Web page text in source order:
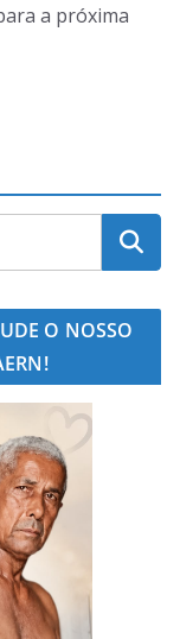
a próxima
O NOSSO